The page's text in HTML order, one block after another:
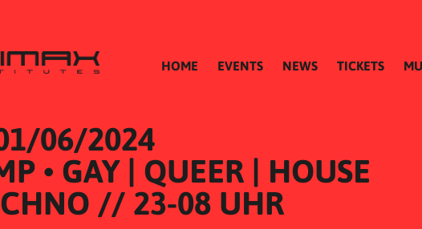
HOME EVENTS NEWS TICKETS
06/2024
• GAY | QUEER | HOUSE
// 23-08 UHR